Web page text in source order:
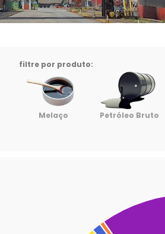
filtre por produto:
Melaço Petróleo Bruto